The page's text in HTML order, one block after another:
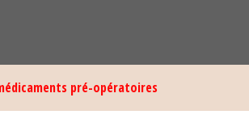
pré-opératoires